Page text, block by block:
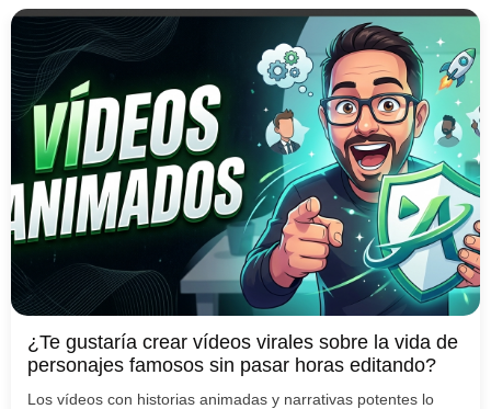
¿Te gustaría crear vídeos virales sobre la vida de
personajes famosos sin pasar horas editando?
Los vídeos con historias animadas y narrativas potentes lo